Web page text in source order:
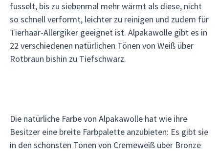
fusselt, bis zu siebenmal mehr wärmt als diese, nicht
so schnell verformt, leichter zu reinigen und zudem für
Tierhaar-Allergiker geeignet ist. Alpakawolle gibt es in
22 verschiedenen natürlichen Tönen von Weiß über
Rotbraun bishin zu Tiefschwarz.
Die natürliche Farbe von Alpakawolle hat wie ihre
Besitzer eine breite Farbpalette anzubieten: Es gibt sie
in den schönsten Tönen von Cremeweiß über Bronze